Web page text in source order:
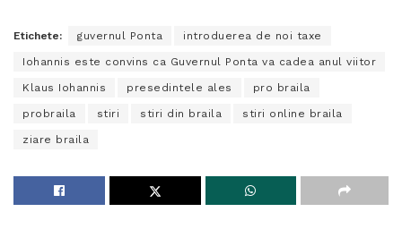
Etichete: guvernul Ponta introduerea de noi taxe
Iohannis este convins ca Guvernul Ponta va cadea anul viitor
Klaus Iohannis presedintele ales pro braila
probraila stiri stiri din braila stiri online braila
ziare braila